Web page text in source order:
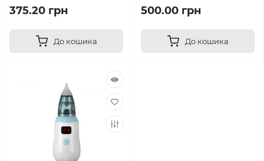
375.20 грн
До кошика
500.00 грн
До кошика